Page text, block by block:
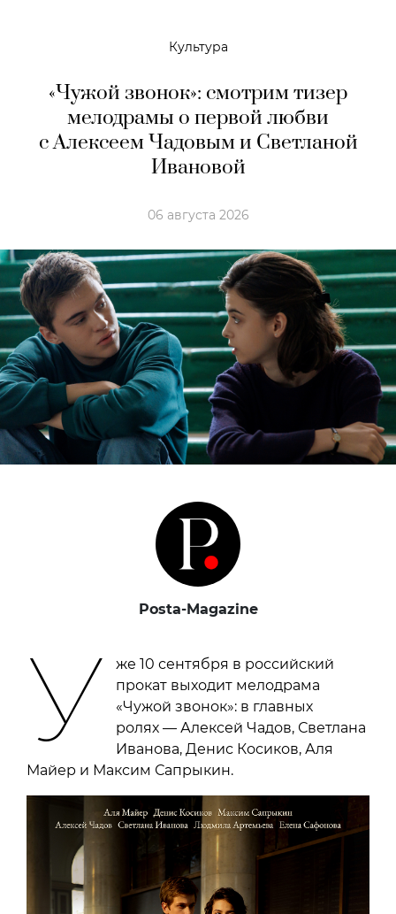
Культура
«Чужой звонок»: смотрим тизер
мелодрамы о первой любви
с Алексеем Чадовым и Светланой
Ивановой
06 августа 2026
Posta-Magazine
У
же 10 сентября в российский
прокат выходит мелодрама
«Чужой звонок»: в главных
ролях — Алексей Чадов, Светлана
Иванова, Денис Косиков, Аля
Майер и Максим Сапрыкин.